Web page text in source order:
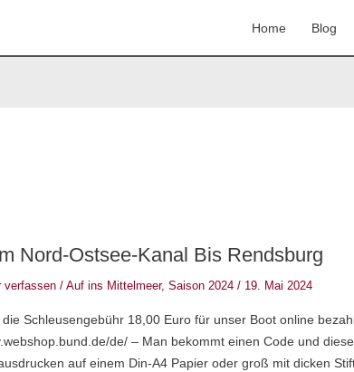
Home Blog
Nord-Ostsee-Kanal Bis Rendsburg
verfassen /Auf ins Mittelmeer,Saison 2024 / 19. Mai 2024
Schleusengebühr 18,00 Euro für unser Boot online
de/ – Man bekommt einen Code und
auf einem Din-A4 Papier oder groß mit dicken